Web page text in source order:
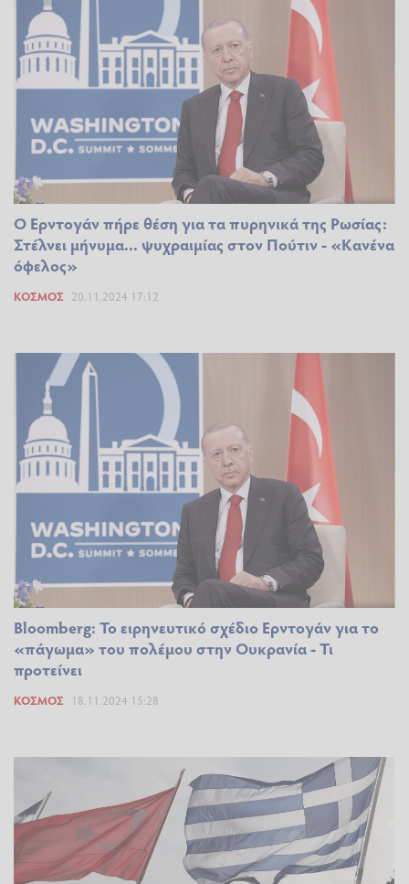
Ο Ερντογάν πήρε θέση για τα πυρηνικά της Ρωσίας:
Στέλνει μήνυμα... ψυχραιμίας στον Πούτιν - «Κανένα
όφελος»
ΚΌΣΜΟΣ 20.11.2024 17:12
Bloomberg: To ειρηνευτικό σχέδιο Ερντογάν για το
«πάγωμα» του πολέμου στην Ουκρανία - Τι
προτείνει
ΚΌΣΜΟΣ 18.11.2024 15:28